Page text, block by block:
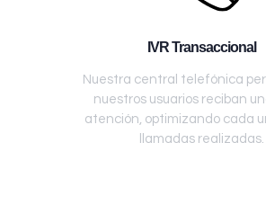
IVR Transaccional
Nuestra central telefónica
nuestros usuarios reciban
atención, optimizando cada
llamadas realizadas.